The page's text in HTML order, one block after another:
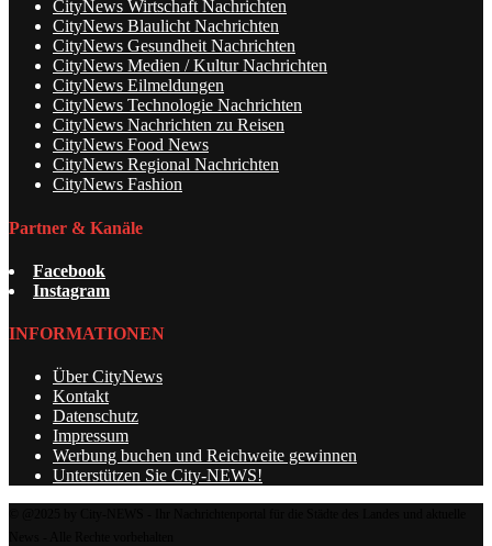
CityNews Wirtschaft Nachrichten
CityNews Blaulicht Nachrichten
CityNews Gesundheit Nachrichten
CityNews Medien / Kultur Nachrichten
CityNews Eilmeldungen
CityNews Technologie Nachrichten
CityNews Nachrichten zu Reisen
CityNews Food News
CityNews Regional Nachrichten
CityNews Fashion
Partner & Kanäle
Facebook
Instagram
INFORMATIONEN
Über CityNews
Kontakt
Datenschutz
Impressum
Werbung buchen und Reichweite gewinnen
Unterstützen Sie City-NEWS!